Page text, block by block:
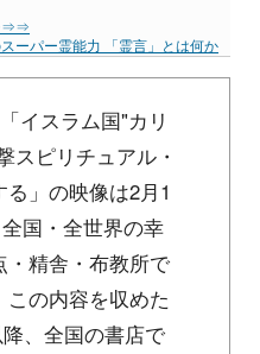
ーパー霊能力 「霊言」とは何か
イスラム国"カリ
スピリチュアル・
」の映像は2月1
国・全世界の幸
精舎・布教所で
の内容を収めた
、全国の書店で